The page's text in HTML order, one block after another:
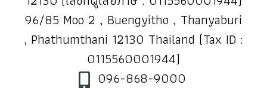
96/85 Moo 2 , Buengyitho , Thanyaburi
, Phathumthani 12130 Thailand (Tax ID :
0115560001944)
096-868-9000